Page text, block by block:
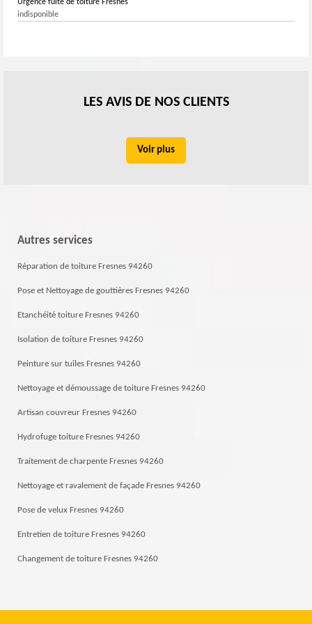
Urgence fuite de toiture Fresnes
indisponible
LES AVIS DE NOS CLIENTS
Voir plus
Autres services
Réparation de toiture Fresnes 94260
Pose et Nettoyage de gouttières Fresnes 94260
Etanchéité toiture Fresnes 94260
Isolation de toiture Fresnes 94260
Peinture sur tuiles Fresnes 94260
Nettoyage et démoussage de toiture Fresnes 94260
Artisan couvreur Fresnes 94260
Hydrofuge toiture Fresnes 94260
Traitement de charpente Fresnes 94260
Nettoyage et ravalement de façade Fresnes 94260
Pose de velux Fresnes 94260
Entretien de toiture Fresnes 94260
Changement de toiture Fresnes 94260